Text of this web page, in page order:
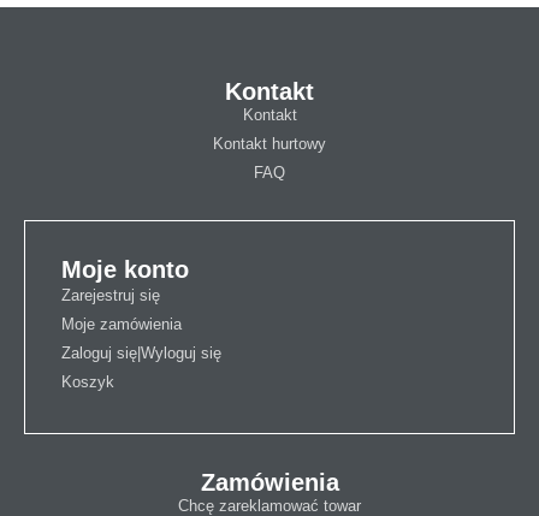
Kontakt
Kontakt
Kontakt hurtowy
FAQ
Moje konto
Zarejestruj się
Moje zamówienia
Zaloguj się|Wyloguj się
Koszyk
Zamówienia
Chcę zareklamować towar